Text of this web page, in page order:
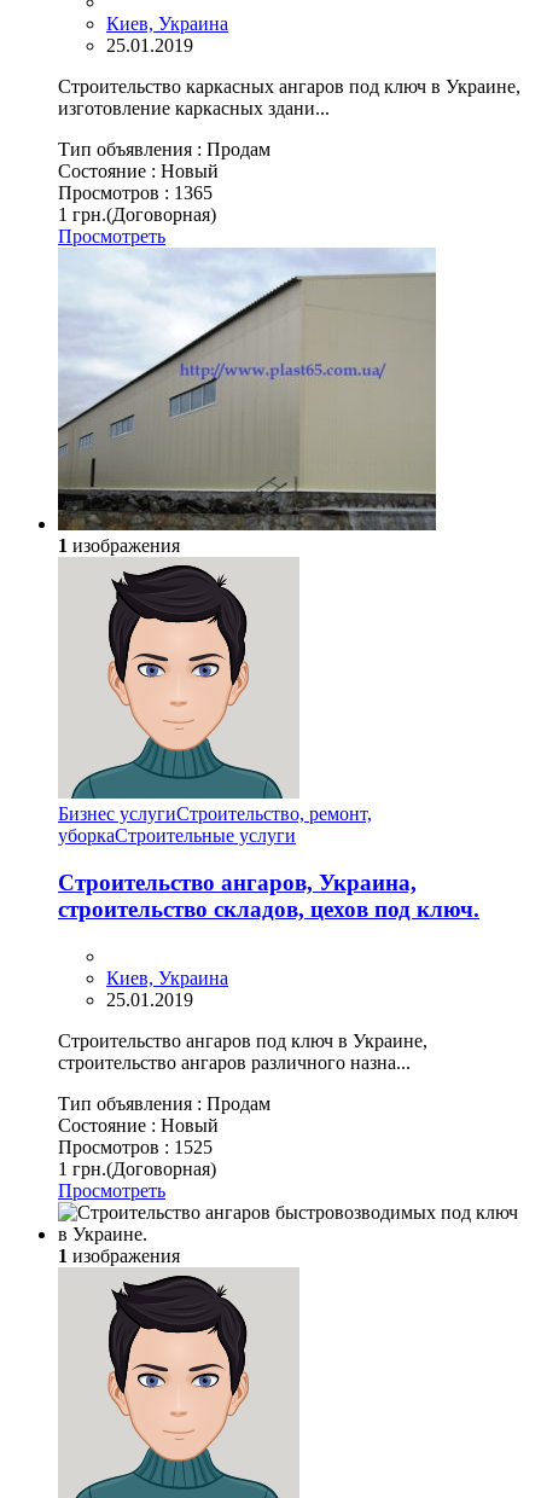
Киев, Украина
25.01.2019
Строительство каркасных ангаров под ключ в Украине,
изготовление каркасных здани...
Тип объявления : Продам
Состояние : Новый
Просмотров : 1365
1 грн.(Договорная)
Просмотреть
1 изображения
Бизнес услугиСтроительство, ремонт,
уборкаCтроительные услуги
Строительство ангаров, Украина,
строительство складов, цехов под ключ.
Киев, Украина
25.01.2019
Строительство ангаров под ключ в Украине,
строительство ангаров различного назна...
Тип объявления : Продам
Состояние : Новый
Просмотров : 1525
1 грн.(Договорная)
Просмотреть
1 изображения